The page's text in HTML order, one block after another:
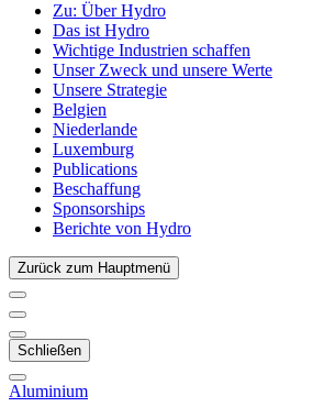
Zu: Über Hydro
Das ist Hydro
Wichtige Industrien schaffen
Unser Zweck und unsere Werte
Unsere Strategie
Belgien
Niederlande
Luxemburg
Publications
Beschaffung
Sponsorships
Berichte von Hydro
Zurück zum Hauptmenü
Schließen
Aluminium